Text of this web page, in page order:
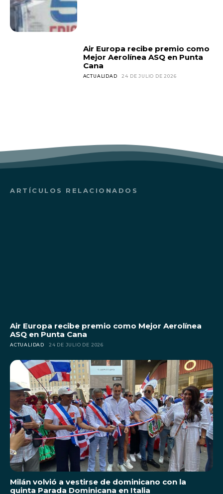
Air Europa recibe premio como
Mejor Aerolínea ASQ en Punta
Cana
ACTUALIDAD 24 DE JULIO DE 2026
ARTÍCULOS RELACIONADOS
Air Europa recibe premio como Mejor Aerolínea
ASQ en Punta Cana
ACTUALIDAD 24 DE JULIO DE 2026
Milán volvió a vestirse de dominicano con la
quinta Parada Dominicana en Italia